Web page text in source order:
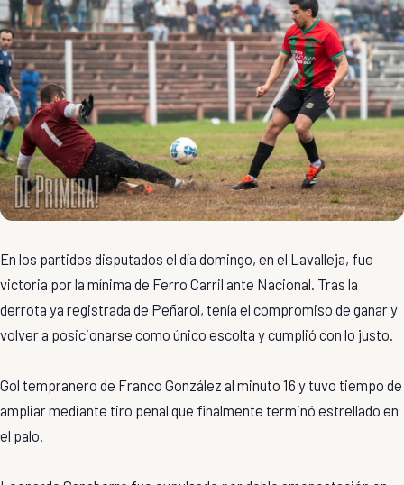
En los partidos disputados el día domingo, en el Lavalleja, fue
victoria por la mínima de Ferro Carril ante Nacional. Tras la
derrota ya registrada de Peñarol, tenía el compromiso de ganar y
volver a posicionarse como único escolta y cumplió con lo justo.
Gol tempranero de Franco González al minuto 16 y tuvo tiempo de
ampliar mediante tiro penal que finalmente terminó estrellado en
el palo.